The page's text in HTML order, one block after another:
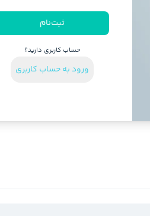
ثبت‌نام
حساب کاربری دارید؟
ورود به حساب کاربری